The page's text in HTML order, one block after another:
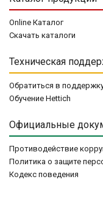
Online Каталог
Скачать каталоги
Техническая
Обратиться в
Обучение Hettich
Официальные
Противодействие
Политика о защите
Кодекс поведения